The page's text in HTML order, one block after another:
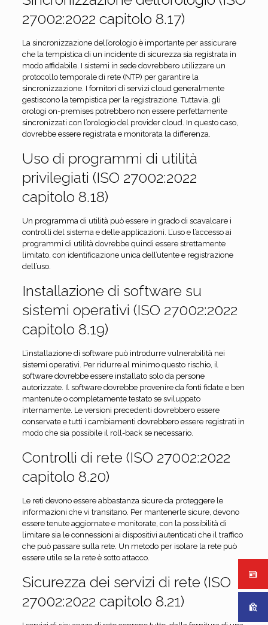
27002:2022 capitolo 8.17)
La sincronizzazione dell’orologio è importante per assicurare
che la tempistica di un incidente di sicurezza sia registrata in
modo affidabile. I sistemi in sede dovrebbero utilizzare un
protocollo temporale di rete (NTP) per garantire la
sincronizzazione. I fornitori di servizi cloud generalmente
gestiscono la tempistica per la registrazione. Tuttavia, gli
orologi on-premises potrebbero non essere perfettamente
sincronizzati con l’orologio del provider cloud. In questo caso,
dovrebbe essere registrata e monitorata la differenza.
Uso di programmi di utilità
privilegiati (ISO 27002:2022
capitolo 8.18)
Un programma di utilità può essere in grado di scavalcare i
controlli del sistema e delle applicazioni. L’uso e l’accesso ai
programmi di utilità dovrebbe quindi essere strettamente
limitato, con identificazione unica dell’utente e registrazione
dell’uso.
Installazione di software su
sistemi operativi (ISO 27002:2022
capitolo 8.19)
L’installazione di software può introdurre vulnerabilità nei
sistemi operativi. Per ridurre al minimo questo rischio, il
software dovrebbe essere installato solo da persone
autorizzate. Il software dovrebbe provenire da fonti fidate e ben
mantenute o completamente testato se sviluppato
internamente. Le versioni precedenti dovrebbero essere
conservate e tutti i cambiamenti dovrebbero essere registrati in
modo che sia possibile il roll-back se necessario.
Controlli di rete (ISO 27002:2022
capitolo 8.20)
Le reti devono essere abbastanza sicure da proteggere le
informazioni che vi transitano. Per mantenerle sicure, devono
essere tenute aggiornate e monitorate, con la possibilità di
limitare sia le connessioni ai dispositivi autenticati che il traffico
che può passare sulla rete. Un metodo per isolare la rete può
essere utile se la rete è sotto attacco.
Sicurezza dei servizi di rete (ISO
27002:2022 capitolo 8.21)